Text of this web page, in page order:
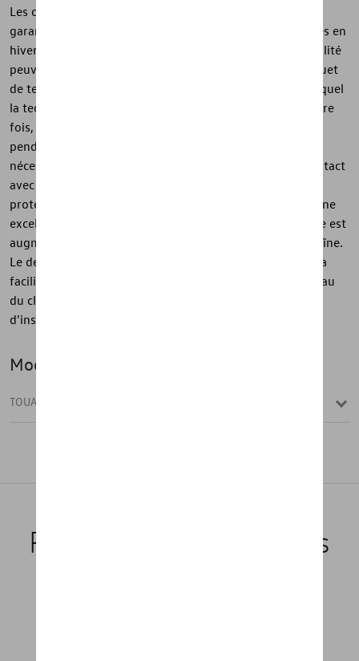
Les chaînes à neige Volkswagen d'origine Servo SUV
garantissent une adhérence sûre sur les routes enneigées en
hiver. Les chaînes de montage stationnaire de haute qualité
peuvent être montées rapidement et facilement. Le cliquet
de tension automatique de dernière génération, dans lequel
la technologie brevetée Servo est utilisée pour la première
fois, garantit une tension de chaîne précise et uniforme
pendant la conduite. La retension manuelle n'est plus
nécessaire. Toutes les pièces externes qui entrent en contact
avec la roue sont enfermées dans du plastique pour les
protéger. Alors que le maillage serré de la chaîne offre une
excellente adhérence, la durée de vie de la chaîne à neige est
augmentée grâce à la réversibilité des maillons de la chaîne.
Le démontage est à la fois très simple et fluide grâce à la
facilité de déblocage du système de verrouillage au niveau
du cliquet. Inclus : 2 unités, y compris les instructions
d'installation et le sac de rangement.
Modèle(s)
TOUAREG
Produits recommandés